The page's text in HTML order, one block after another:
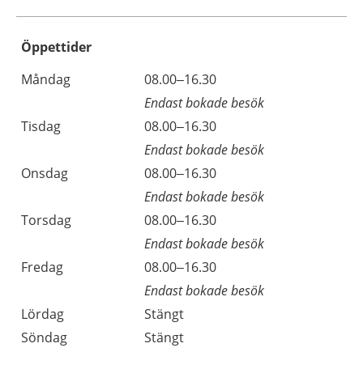
Öppettider
Dag
Öppettider
Kommentarer
Måndag
08.00–16.30
Endast bokade besök
Tisdag
08.00–16.30
Endast bokade besök
Onsdag
08.00–16.30
Endast bokade besök
Torsdag
08.00–16.30
Endast bokade besök
Fredag
08.00–16.30
Endast bokade besök
Lördag
Stängt
Söndag
Stängt